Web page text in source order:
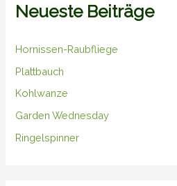
Neueste Beiträge
Hornissen-Raubfliege
Plattbauch
Kohlwanze
Garden Wednesday
Ringelspinner